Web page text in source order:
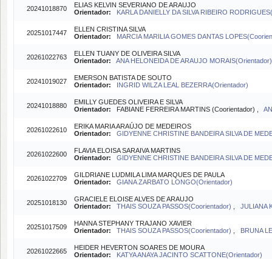
20241018870
ELIAS KELVIN SEVERIANO DE ARAUJO
Orientador:
KARLA DANIELLY DA SILVA RIBEIRO
20251017447
ELLEN CRISTINA SILVA
Orientador:
MARCIA MARILIA GOMES DANTAS
20261022763
ELLEN TUANY DE OLIVEIRA SILVA
Orientador:
ANA HELONEIDA DE ARAUJO MORAIS(Orientador)
20241019027
EMERSON BATISTA DE SOUTO
Orientador:
INGRID WILZA LEAL BEZERRA(Orientador)
20241018880
EMILLY GUEDES OLIVEIRA E SILVA
Orientador: FABIANE FERREIRA MARTINS (Coorientador) ,
20261022610
ERIKA MARIA ARAÚJO DE MEDEIROS
Orientador:
GIDYENNE CHRISTINE BANDEIRA SILVA DE
20261022600
FLAVIA ELOISA SARAIVA MARTINS
Orientador:
GIDYENNE CHRISTINE BANDEIRA SILVA DE
20261022709
GILDRIANE LUDMILA LIMA MARQUES DE PAULA
Orientador:
GIANA ZARBATO LONGO(Orientador)
20251018130
GRACIELE ELOISE ALVES DE ARAUJO
Orientador:
THAIS SOUZA PASSOS(Coorientador) JULIANA
20251017509
HANNA STEPHANY TRAJANO XAVIER
Orientador:
THAIS SOUZA PASSOS(Coorientador) BRUNA
20261022665
HEIDER HEVERTON SOARES DE MOURA
Orientador:
KATYA ANAYA JACINTO SCATTONE(Orientador)